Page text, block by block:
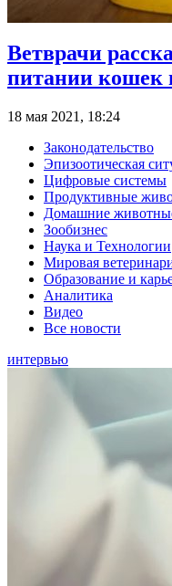
Ветврачи
питании кошек
18 мая 2021, 18:24
Законодательство
Эпизоотическая
Цифровые системы
Продуктивные
Домашние
Зообизнес
Наука и Технологии
Мировая
Образование и
Аналитика
Видео
Все новости
интервью